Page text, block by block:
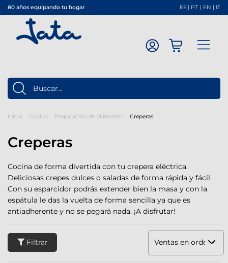
80 años equipando tu hogar ES | PT | EN | IT
Inicio Cocina Preparación de alimentos Creperas
Creperas
Cocina de forma divertida con tu crepera eléctrica.
Deliciosas crepes dulces o saladas de forma rápida y fácil.
Con su esparcidor podrás extender bien la masa y con la
espátula le das la vuelta de forma sencilla ya que es
antiadherente y no se pegará nada. ¡A disfrutar!
Filtrar Ventas en orden